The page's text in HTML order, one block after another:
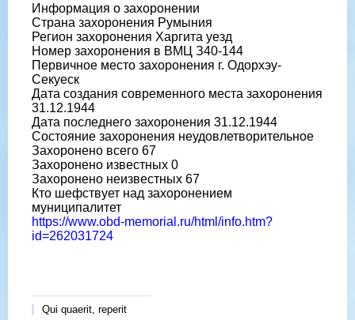
Информация о захоронении
Страна захоронения Румыния
Регион захоронения Харгита уезд
Номер захоронения в ВМЦ З40-144
Первичное место захоронения г. Одорхэу-
Секуеск
Дата создания современного места захоронения
31.12.1944
Дата последнего захоронения 31.12.1944
Состояние захоронения неудовлетворительное
Захоронено всего 67
Захоронено известных 0
Захоронено неизвестных 67
Кто шефствует над захоронением
муниципалитет
https://www.obd-memorial.ru/html/info.htm?
id=262031724
Qui quaerit, reperit